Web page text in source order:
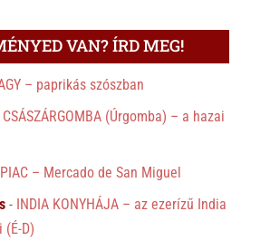
VAN? ÍRD MEG!
– paprikás szószban
CSÁSZÁRGOMBA (Úrgomba) – a hazai
– Mercado de San Miguel
- INDIA KONYHÁJA – az ezerízű India
D)